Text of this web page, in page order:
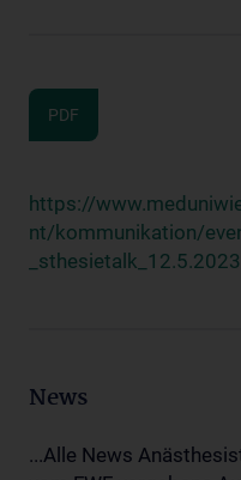
PDF
https://
nt/kommunikation/
News
...Alle News